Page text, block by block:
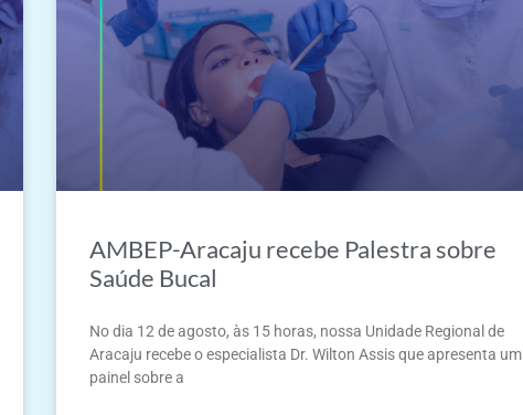
AMBEP-Aracaju recebe Palestra sobre
Saúde Bucal
No dia 12 de agosto, às 15 horas, nossa Unidade Regional de
Aracaju recebe o especialista Dr. Wilton Assis que apresenta um
painel sobre a